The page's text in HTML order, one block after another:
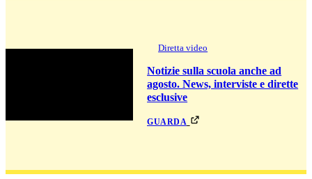
Diretta video
Notizie sulla scuola anche ad
agosto. News, interviste e dirette
esclusive
guarda